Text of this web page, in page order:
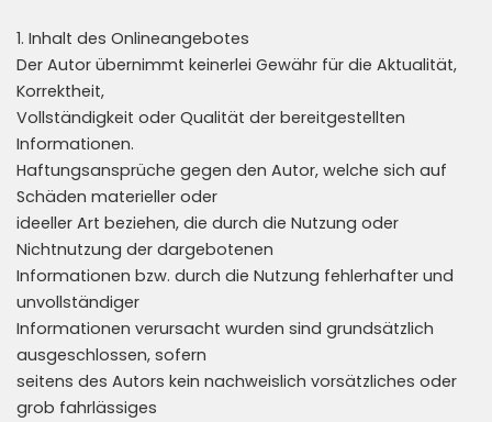
1. Inhalt des Onlineangebotes
Der Autor übernimmt keinerlei Gewähr für die Aktualität,
Korrektheit,
Vollständigkeit oder Qualität der bereitgestellten
Informationen.
Haftungsansprüche gegen den Autor, welche sich auf
Schäden materieller oder
ideeller Art beziehen, die durch die Nutzung oder
Nichtnutzung der dargebotenen
Informationen bzw. durch die Nutzung fehlerhafter und
unvollständiger
Informationen verursacht wurden sind grundsätzlich
ausgeschlossen, sofern
seitens des Autors kein nachweislich vorsätzliches oder
grob fahrlässiges